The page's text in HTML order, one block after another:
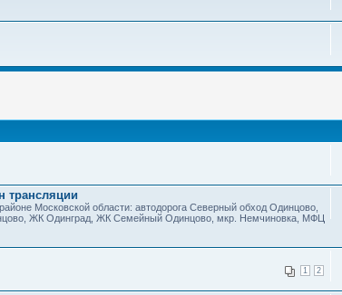
трансляции
Московской области: автодорога Северный обход Одинцово,
ЖК Одинград, ЖК Семейный Одинцово, мкр. Немчиновка, МФЦ
1 2